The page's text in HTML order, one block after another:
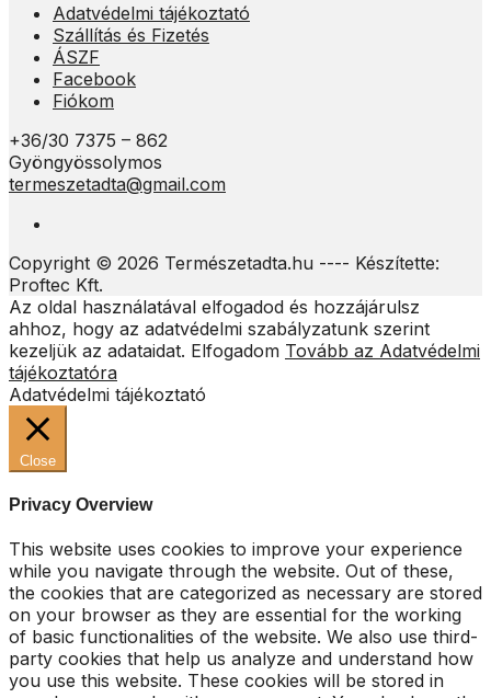
Adatvédelmi tájékoztató
Szállítás és Fizetés
ÁSZF
Facebook
Fiókom
+36/30 7375 – 862
Gyöngyössolymos
termeszetadta@gmail.com
Copyright © 2026 Természetadta.hu ---- Készítette:
Proftec Kft.
Az oldal használatával elfogadod és hozzájárulsz
ahhoz, hogy az adatvédelmi szabályzatunk szerint
kezeljük az adataidat. Elfogadom Tovább az Adatvédelmi
tájékoztatóra
Adatvédelmi tájékoztató
Close
Privacy Overview
This website uses cookies to improve your experience
while you navigate through the website. Out of these,
the cookies that are categorized as necessary are stored
on your browser as they are essential for the working
of basic functionalities of the website. We also use third-
party cookies that help us analyze and understand how
you use this website. These cookies will be stored in